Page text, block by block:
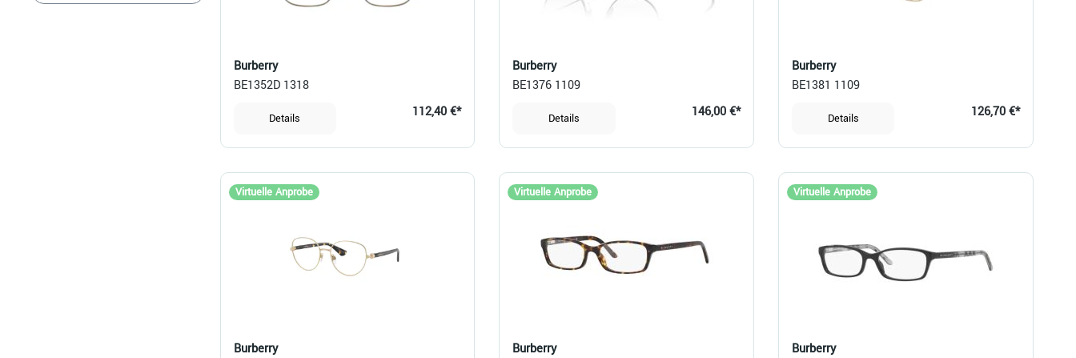
Burberry
BE1352D 1318
Details 112,40 €*
Burberry
BE1376 1109
Details 146,00 €*
Burberry
BE1381 1109
Details 126,70 €*
Virtuelle Anprobe
Burberry
Virtuelle Anprobe
Burberry
Virtuelle Anprobe
Burberry